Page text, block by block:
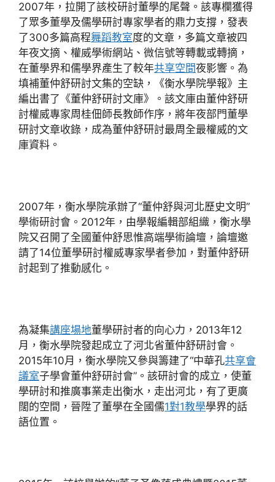
2007年，拉開了該校研討董學的尾聲。該專欄獲得
了眾多董學及儒學研討專家學者的鼎力支撐，發表
了300多篇高程舞蹈教室度的文章，多篇文章被四
年夜文摘、權威學術網站、微信號等轉載或轉摘，
在董學界和儒學界產生了較年共享空間夜影響。為
填補董仲舒研討文集的空缺，《衡水學院學報》主
編出書了《董仲舒研討文庫》。該文庫由董仲舒研
討權威專家周桂佃師長教師作序，將年夜部門董學
研討文章收錄，成為董仲舒研討最周全最權威的文
庫資料。
2007年，衡水學院承辦了“董仲舒與河北歷史文明”
學術研討會。2012年，由學報編輯部組織，衡水學
院又召開了全國董仲舒思惟高端學術論壇，論壇邀
請了14位董學研討權威專家學者參加，對董仲舒研
討起到了推動感化。
為凝集講座場地董學研討者的向心力，2013年12
月，衡水學院發起成立了河北省董仲舒研討會。
2015年10月，衡水學院又參與籌建了“中華孔共享會
議室子學會董仲舒研討會”。該研討會的成立，使董
學研討和推廣事業走出衡水，走出河北，有了更廣
闊的空間，晉陞了董學在全國儒1對1教學學界的話
語位置。